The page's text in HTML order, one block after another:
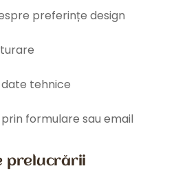
preferințe design
date tehnice
formulare sau email
prelucrării